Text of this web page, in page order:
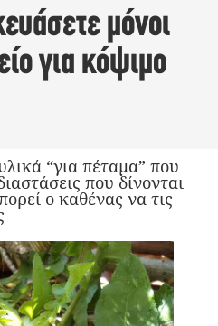
μόνοι
για κόψιμο
“για πέταμα” που
που δίνονται
ο καθένας να τις